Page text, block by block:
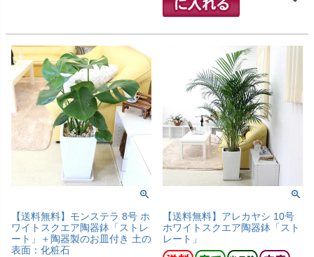
【送料無料】モンステラ 8号 ホ
ワイトスクエア陶器鉢「ストレ
ート」＋陶器製のお皿付き 土の
表面：化粧石
【送料無料】アレカヤシ 10号
ホワイトスクエア陶器鉢「スト
レート」